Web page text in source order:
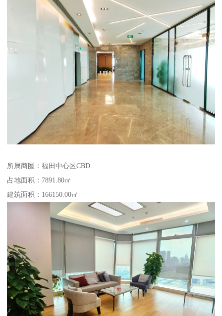
所属商圈：福田中心区CBD
占地面积：7891.80㎡
建筑面积：166150.00㎡